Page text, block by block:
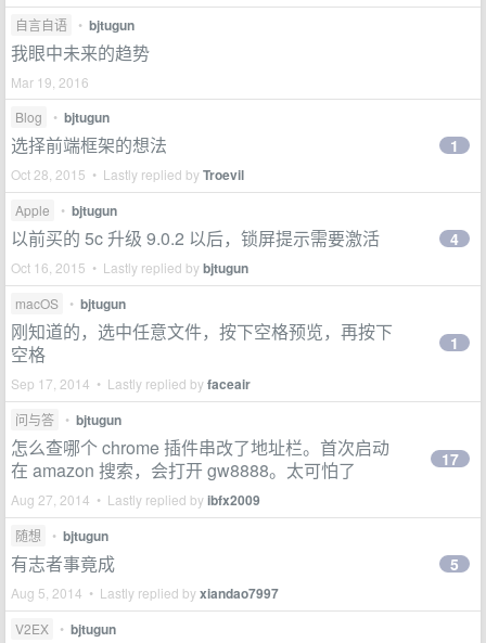
自言自语
• bjtugun
我眼中未来的趋势
Mar 19, 2016
Blog
• bjtugun
选择前端框架的想法
Oct 28, 2015 • Lastly replied byTroevil
1
Apple • bjtugun
以前买的 5c 升级 9.0.2 以后，锁屏提示需要激活
Oct 16, 2015 • Lastly replied bybjtugun
4
macOS • bjtugun
刚知道的，选中任意文件，按下空格预览，再按下
空格
Sep 17, 2014 • Lastly replied byfaceair
1
问与答 • bjtugun
怎么查哪个 chrome 插件串改了地址栏。首次启动
在 amazon 搜索，会打开 gw8888。太可怕了
Aug 27, 2014 • Lastly replied byibfx2009
17
随想 • bjtugun
有志者事竟成
Aug 5, 2014 • Lastly replied byxiandao7997
5
V2EX • bjtugun